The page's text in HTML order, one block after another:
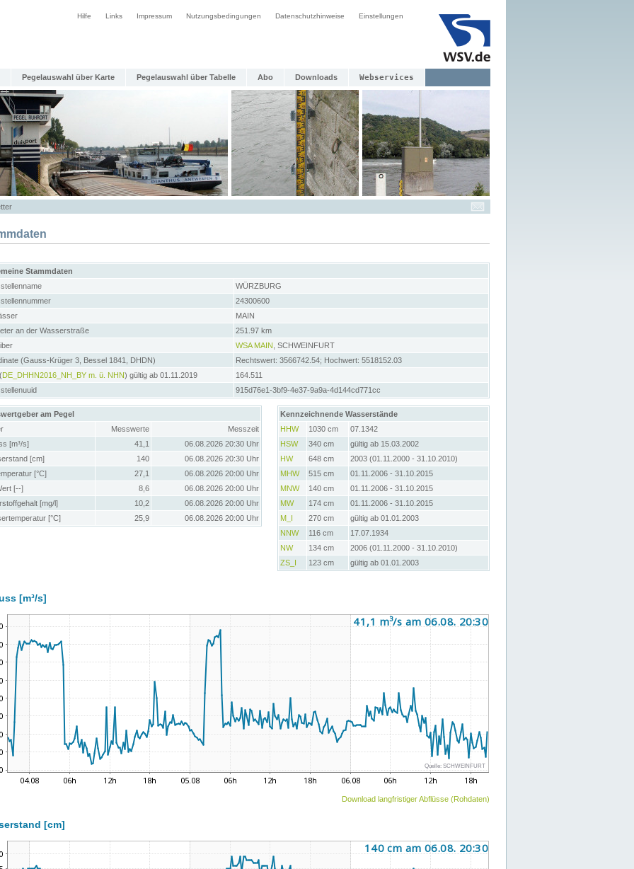
Hilfe Links Impressum Nutzungsbedingungen Datenschutzhinweise Einstellungen
Pegelauswahl über Karte Pegelauswahl über Tabelle Abo Downloads Webservices
Stammdaten
WÜRZBURG
24300600
MAIN
an der Wasserstraße
251.97 km
WSA MAIN , SCHWEINFURT
(Gauss-Krüger 3, Bessel 1841, DHDN)
Rechtswert: 3566742.54; Hochwert: 5518152.03
DE_DHHN2016_NH_BY m. ü. NHN) gültig ab 01.11.2019
164.511
915d76e1-3bf9-4e37-9a9a-4d144cd771cc
am Pegel
Messwerte
Messzeit
[m³/s]
41,1
06.08.2026 20:30 Uhr
[cm]
140
06.08.2026 20:30 Uhr
[°C]
27,1
06.08.2026 20:00 Uhr
[--]
8,6
06.08.2026 20:00 Uhr
[mg/l]
10,2
06.08.2026 20:00 Uhr
[°C]
25,9 06.08.2026 20:00 Uhr
Kennzeichnende Wasserstände
HHW
1030 cm
07.1342
HSW
340 cm
gültig ab 15.03.2002
HW
648 cm
2003 (01.11.2000 - 31.10.2010)
MHW
515 cm
01.11.2006 - 31.10.2015
MNW
140 cm
01.11.2006 - 31.10.2015
MW
174 cm
01.11.2006 - 31.10.2015
M_I
270 cm
gültig ab 01.01.2003
NNW
116 cm
17.07.1934
NW
134 cm
2006 (01.11.2000 - 31.10.2010)
ZS_I
123 cm gültig ab 01.01.2003
[m³/s]
Download langfristiger Abflüsse (Rohdaten)
[cm]